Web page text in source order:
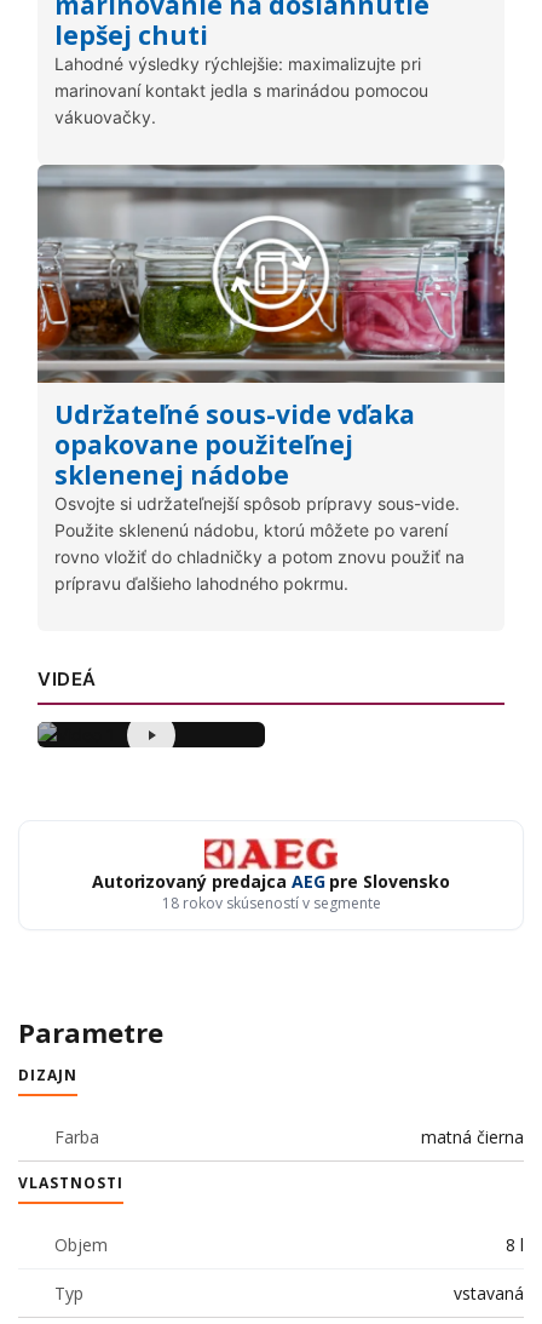
lepšej chuti
Lahodné výsledky rýchlejšie: maximalizujte pri
marinovaní kontakt jedla s marinádou pomocou
vákuovačky.
Udržateľné sous-vide vďaka
opakovane použiteľnej
sklenenej nádobe
Osvojte si udržateľnejší spôsob prípravy sous-vide.
Použite sklenenú nádobu, ktorú môžete po varení
rovno vložiť do chladničky a potom znovu použiť na
prípravu ďalšieho lahodného pokrmu.
VIDEÁ
Autorizovaný predajca AEGpre Slovensko
18 rokov skúseností v segmente
Parametre
DIZAJN
Farba matná čierna
VLASTNOSTI
Objem 8 l
Typ vstavaná